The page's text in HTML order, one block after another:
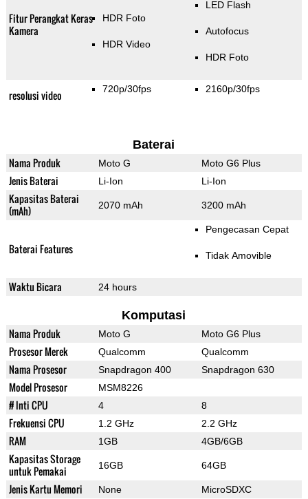
Fitur Perangkat Keras
Kamera
HDR Foto
HDR Video
LED Flash
Autofocus
HDR Foto
resolusi video 720p/30fps 2160p/30fps
Baterai
Nama Produk Moto G Moto G6 Plus
Jenis Baterai Li-Ion Li-Ion
Kapasitas Baterai
(mAh)
2070 mAh 3200 mAh
Baterai Features
Pengecasan Cepat
Tidak Amovible
Waktu Bicara 24 hours
Komputasi
Nama Produk Moto G Moto G6 Plus
Prosesor Merek Qualcomm Qualcomm
Nama Prosesor Snapdragon 400 Snapdragon 630
Model Prosesor MSM8226
# Inti CPU 4 8
Frekuensi CPU 1.2 GHz 2.2 GHz
RAM 1GB 4GB/6GB
Kapasitas Storage
untuk Pemakai
16GB 64GB
Jenis Kartu Memori None MicroSDXC